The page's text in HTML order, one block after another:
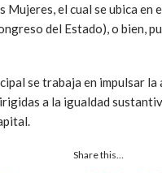
el cual se ubica en
del Estado), o bien,
se trabaja en impulsar
a la igualdad
Share this…